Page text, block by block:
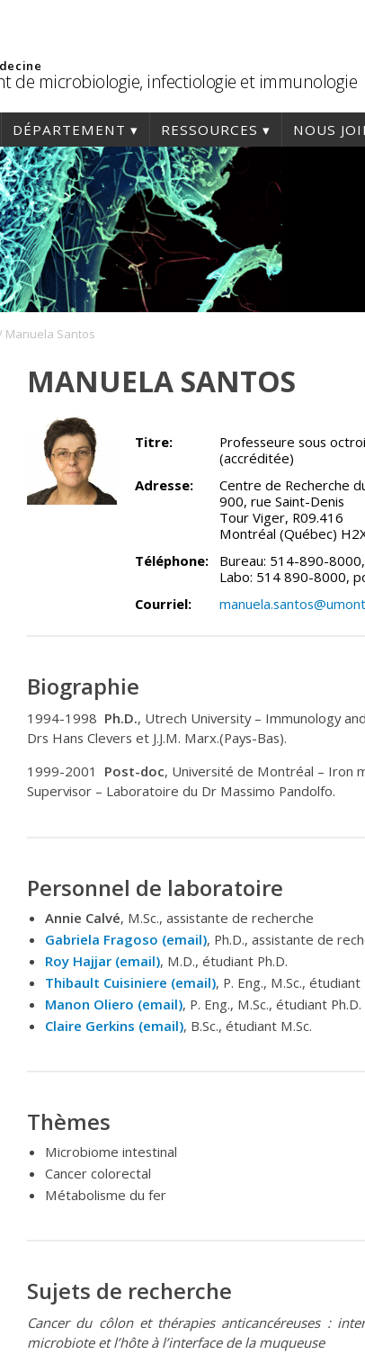
de microbiologie, infectiologie et immunologie
DÉPARTEMENT RESSOURCES NOUS
Manuela Santos
MANUELA SANTOS
Titre:
Professeure sous
(accréditée)
Adresse:
Centre de Recherche
900, rue Saint-Denis
Tour Viger, R09.416
Montréal (Québec)
Téléphone:
Bureau: 514-890-
Labo: 514 890-8000,
Courriel:
Biographie
1994-1998 Ph.D., Utrech University – Immunology
Drs Hans Clevers et J.J.M. Marx.(Pays-Bas).
1999-2001 Post-doc, Université de Montréal – Iron
Supervisor – Laboratoire du Dr Massimo Pandolfo.
Personnel de laboratoire
Annie Calvé, M.Sc., assistante de recherche
Gabriela Fragoso (email), Ph.D., assistante de
Roy Hajjar (email), M.D., étudiant Ph.D.
Thibault Cuisiniere (email), P. Eng., M.Sc., étudiant
Manon Oliero (email), P. Eng., M.Sc., étudiant Ph.D.
Claire Gerkins (email), B.Sc., étudiant M.Sc.
Thèmes
Microbiome intestinal
Cancer colorectal
Métabolisme du fer
Sujets de recherche
Cancer du côlon et thérapies anticancéreuses :
microbiote et l’hôte à l’interface de la muqueuse